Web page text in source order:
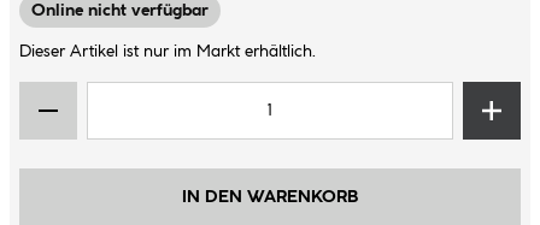
Online nicht verfügbar
Dieser Artikel ist nur im Markt erhältlich.
IN DEN WARENKORB